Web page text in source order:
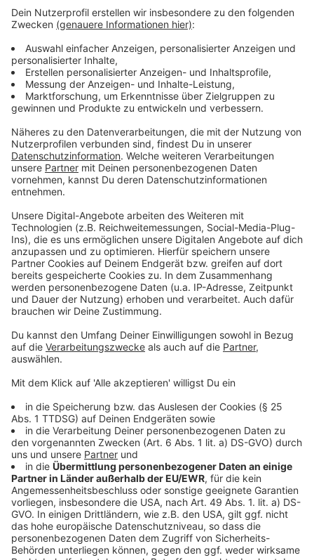
Menschen sind. Und nur 8 Prozent denken, dass die
Politik die Sorgen junger Menschen wirklich ernst
nimmt.
Anzeige
Anzeige
Es ist vor allem Frust, der eine Rolle spielt. Die
gesellschaftlichen und politischen Themen
grundsätzlich interessiert sind. Fast zwei Drittel
schauen sich gesellschaftspolitische Themen genau
an. Zum Beispiel bei den Themen Krieg und Frieden,
Gesundheit, Inflation oder Bildung. Die Experten der
Bertelsmann-Stiftung sagen, dass es nötig wäre, dass
einbindet. Denn es gäbe ein großes Interesse aber
eben wenig Hoffnung, dass sich der Einsatz lohnt und
dass die Argumente überhaupt gehört werden.
Autor: José Narciandi
Anzeige
Anzeige